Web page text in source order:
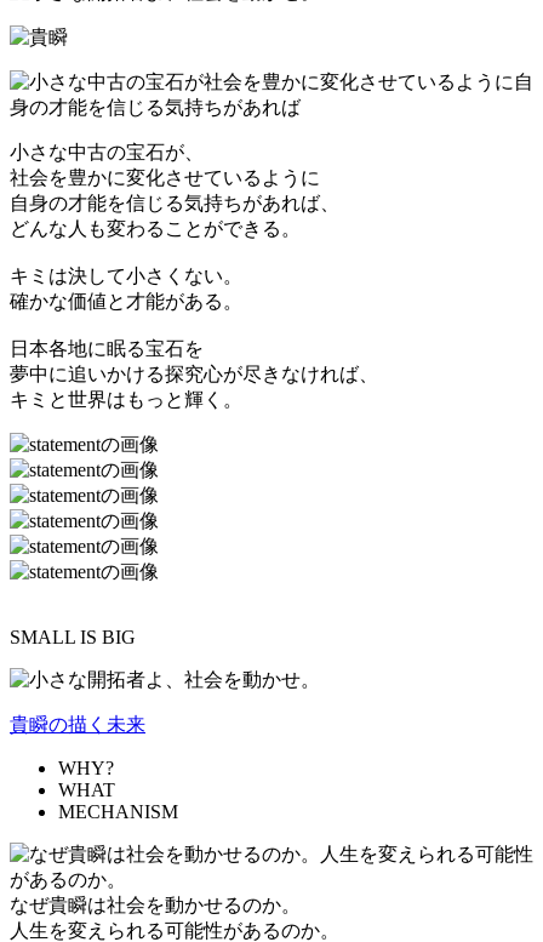
小さな中古の宝石が、
社会を豊かに変化させているように
自身の才能を信じる気持ちがあれば、
どんな人も変わることができる。
キミは決して小さくない。
確かな価値と才能がある。
日本各地に眠る宝石を
夢中に追いかける探究心が尽きなければ、
キミと世界はもっと輝く。
SMALL IS BIG
貴瞬の描く未来
WHY?
WHAT
MECHANISM
なぜ貴瞬は社会を動かせるのか。
人生を変えられる可能性があるのか。